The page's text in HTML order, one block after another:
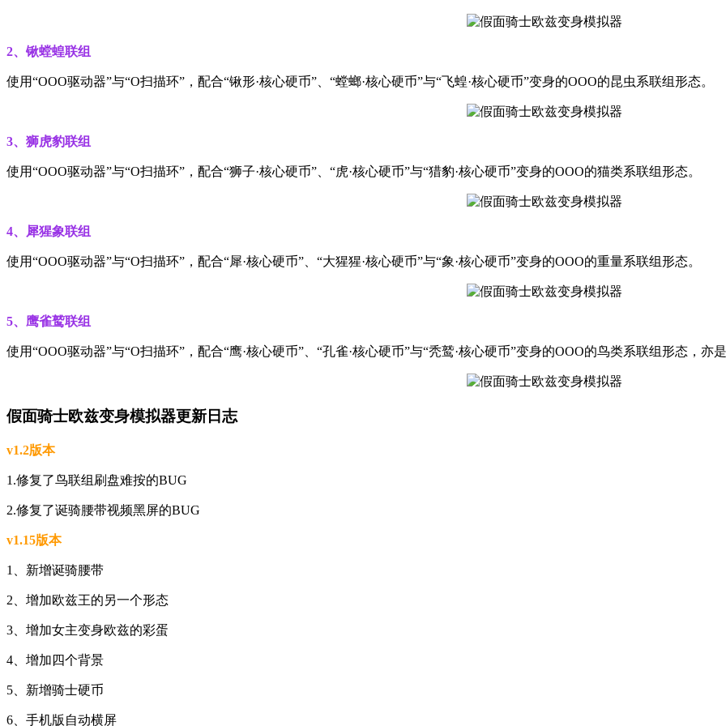
2、锹螳蝗联组
使用“OOO驱动器”与“O扫描环”，配合“锹形·核心硬币”、“螳螂·核心硬币”与“飞蝗·核心硬币”变身的OOO的昆虫系联组形态。
3、狮虎豹联组
使用“OOO驱动器”与“O扫描环”，配合“狮子·核心硬币”、“虎·核心硬币”与“猎豹·核心硬币”变身的OOO的猫类系联组形态。
4、犀猩象联组
使用“OOO驱动器”与“O扫描环”，配合“犀·核心硬币”、“大猩猩·核心硬币”与“象·核心硬币”变身的OOO的重量系联组形态。
5、鹰雀鹫联组
使用“OOO驱动器”与“O扫描环”，配合“鹰·核心硬币”、“孔雀·核心硬币”与“秃鹫·核心硬币”变身的OOO的鸟类系联组形态，亦
假面骑士欧兹变身模拟器更新日志
v1.2版本
1.修复了鸟联组刷盘难按的BUG
2.修复了诞骑腰带视频黑屏的BUG
v1.15版本
1、新增诞骑腰带
2、增加欧兹王的另一个形态
3、增加女主变身欧兹的彩蛋
4、增加四个背景
5、新增骑士硬币
6、手机版自动横屏